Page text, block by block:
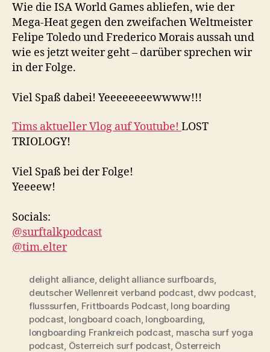
Wie die ISA World Games abliefen, wie der
Mega-Heat gegen den zweifachen Weltmeister
Felipe Toledo und Frederico Morais aussah und
wie es jetzt weiter geht – darüber sprechen wir
in der Folge.
Viel Spaß dabei! Yeeeeeeeewwww!!!
Tims aktueller Vlog auf Youtube! LOST
TRIOLOGY!
Viel Spaß bei der Folge!
Yeeeew!
Socials:
@surftalkpodcast
@tim.elter
delight alliance, delight alliance surfboards,
deutscher Wellenreit verband podcast, dwv podcast,
flusssurfen Frittboards Podcast, long boarding
podcast longboard coach longboarding
longboarding Frankreich podcast mascha surf yoga
podcast Österreich surf podcast, Österreich